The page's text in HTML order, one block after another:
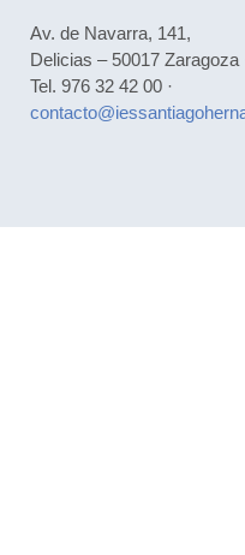
Av. de Navarra, 141,
Delicias – 50017 Zaragoza
Tel. 976 32 42 00 ·